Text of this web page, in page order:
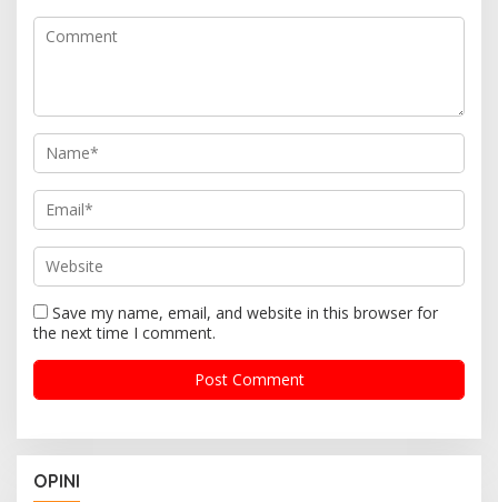
Save my name, email, and website in this browser for
the next time I comment.
OPINI